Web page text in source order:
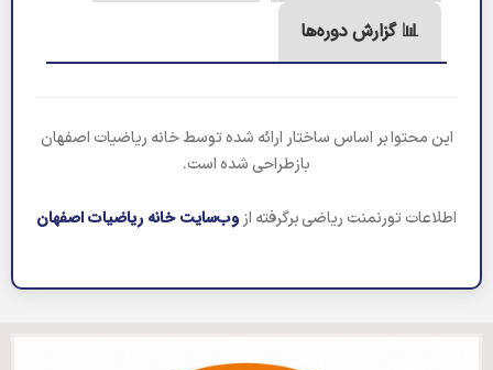
📊 گزارش دوره‌ها
این محتوا بر اساس ساختار ارائه شده توسط خانه ریاضیات اصفهان
بازطراحی شده است.
اطلاعات تورنمنت ریاضی برگرفته از وب‌سایت خانه ریاضیات اصفهان